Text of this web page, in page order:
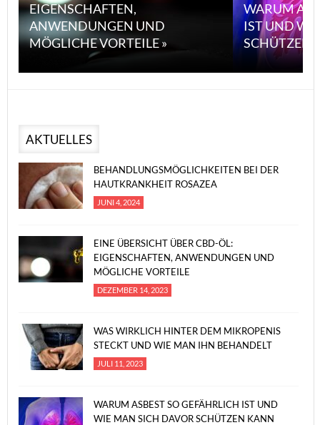
EIGENSCHAFTEN,
ANWENDUNGEN UND
MÖGLICHE VORTEILE »
WARUM
IST UND
SCHÜTZEN
AKTUELLES
BEHANDLUNGSMÖGLICHKEITEN BEI DER
HAUTKRANKHEIT ROSAZEA
JUNI 4, 2024
EINE ÜBERSICHT ÜBER CBD-ÖL:
EIGENSCHAFTEN, ANWENDUNGEN UND
MÖGLICHE VORTEILE
DEZEMBER 14, 2023
WAS WIRKLICH HINTER DEM MIKROPENIS
STECKT UND WIE MAN IHN BEHANDELT
JULI 11, 2023
WARUM ASBEST SO GEFÄHRLICH IST UND
WIE MAN SICH DAVOR SCHÜTZEN KANN